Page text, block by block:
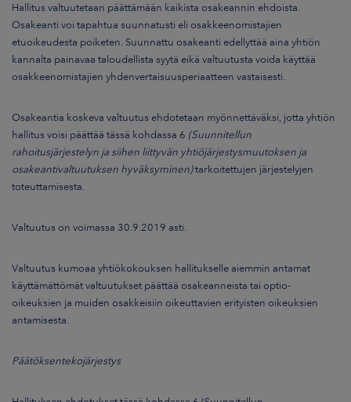
Hallitus valtuutetaan päättämään kaikista osakeannin ehdoista.
Osakeanti voi tapahtua suunnatusti eli osakkeenomistajien
etuoikeudesta poiketen. Suunnattu osakeanti edellyttää aina yhtiön
kannalta painavaa taloudellista syytä eikä valtuutusta voida käyttää
osakkeenomistajien yhdenvertaisuusperiaatteen vastaisesti.
Osakeantia koskeva valtuutus ehdotetaan myönnettäväksi, jotta yhtiön
hallitus voisi päättää tässä kohdassa 6 (Suunnitellun
rahoitusjärjestelyn ja siihen liittyvän yhtiöjärjestysmuutoksen ja
osakeantivaltuutuksen hyväksyminen)tarkoitettujen järjestelyjen
toteuttamisesta.
Valtuutus on voimassa 30.9.2019 asti.
Valtuutus kumoaa yhtiökokouksen hallitukselle aiemmin antamat
käyttämättömät valtuutukset päättää osakeanneista tai optio-
oikeuksien ja muiden osakkeisiin oikeuttavien erityisten oikeuksien
antamisesta.
Päätöksentekojärjestys